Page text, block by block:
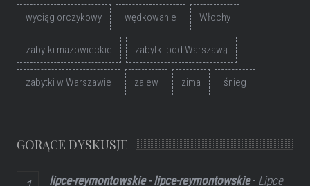
wyciąg orczykowy wędkowanie Włochy
zabytki mazowieckie zabytki pod Warszawą
zabytki w Warszawie zalew zima śnieg
GORĄCE DYSKUSJE
lipce-reymontowskie - lipce-reymontowskie- Lipce